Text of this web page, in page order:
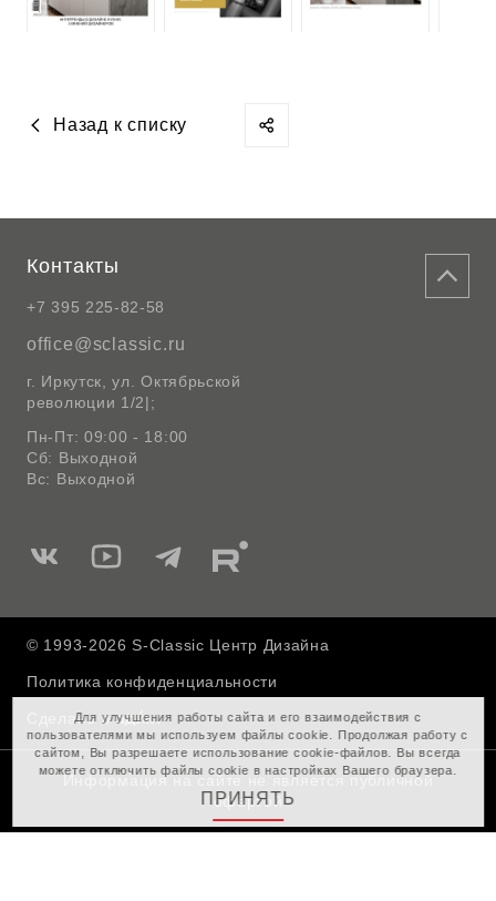
Назад к списку
Контакты
+7 395 225-82-58
office@sclassic.ru
г. Иркутск, ул. Октябрьской
революции 1/2|;
Пн-Пт: 09:00 - 18:00
Сб: Выходной
Вс: Выходной
Мы
Вконтакте
Мы
Ютуб
Мы
Telegram
Мы
Rutube
© 1993-2026 S-Classic Центр Дизайна
Политика конфиденциальности
Сделано в
Информация на сайте не является публичной
офертой
Для улучшения работы сайта и его взаимодействия с
пользователями мы используем файлы cookie. Продолжая работу с
сайтом, Вы разрешаете использование cookie-файлов. Вы всегда
можете отключить файлы cookie в настройках Вашего браузера.
ПРИНЯТЬ